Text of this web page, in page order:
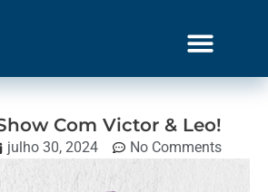
Com Victor & Leo!
julho 30, 2024 No Comments